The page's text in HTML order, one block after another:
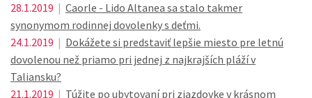
28.1.2019 | Caorle - Lido Altanea sa stalo takmer
synonymom rodinnej dovolenky s deťmi.
24.1.2019 | Dokážete si predstaviť lepšie miesto pre letnú
dovolenou než priamo pri jednej z najkrajších pláží v
Taliansku?
21.1.2019 | Túžite po ubytovaní pri zjazdovke v krásnom